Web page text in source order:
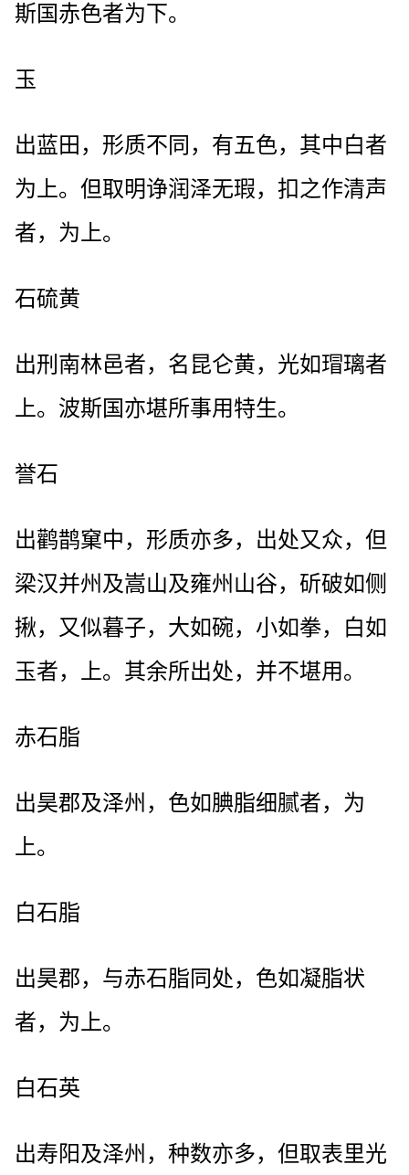
斯国赤色者为下。
玉
出蓝田，形质不同，有五色，其中白者
为上。但取明诤润泽无瑕，扣之作清声
者，为上。
石硫黄
出刑南林邑者，名昆仑黄，光如瑁璃者
上。波斯国亦堪所事用特生。
誉石
出鹳鹊窠中，形质亦多，出处又众，但
梁汉并州及嵩山及雍州山谷，斫破如侧
揪，又似暮子，大如碗，小如拳，白如
玉者，上。其余所出处，并不堪用。
赤石脂
出昊郡及泽州，色如腆脂细腻者，为
上。
白石脂
出昊郡，与赤石脂同处，色如凝脂状
者，为上。
白石英
出寿阳及泽州，种数亦多，但取表里光